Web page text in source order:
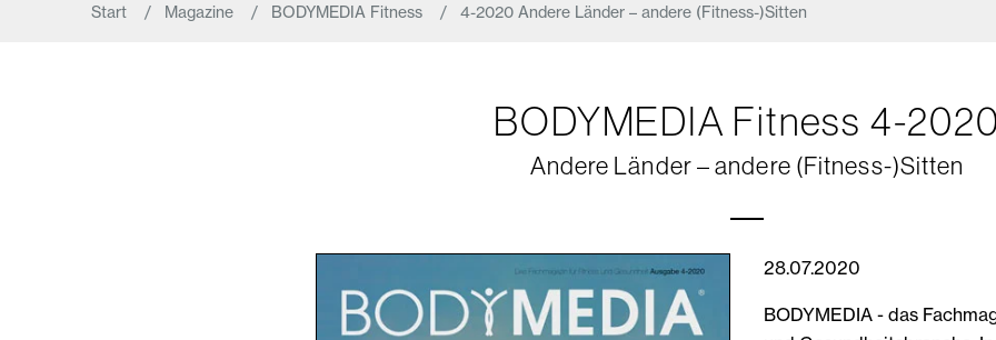
Start Magazine BODYMEDIA Fitness 4-2020 Andere Länder – andere (Fitness-)Sitten
BODYMEDIA Fitness 4-
Andere Länder – andere (Fitness-)Sitten
28.07.2020
BODYMEDIA - das